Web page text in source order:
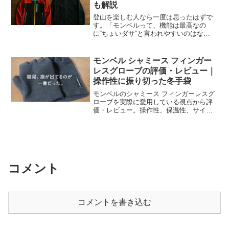
も解説
登山を楽しむ人なら一度は思ったはずで
す。「モンベルって、機能は最高なの
に“ちょいダサ”と言われやすいのはな
す。仕事でもアウトドアでも、どうすれ
ばコスパ良く“清潔感とおし...
モンベル シャミース フィンガー
レスグローブの評価・レビュー｜
操作性に振り切った冬手袋
モンベルのシャミース フィンガーレスグ
ローブを実際に愛用している視点から評
価・レビュー。操作性、保温性、サイズ
コメント
コメントを書き込む